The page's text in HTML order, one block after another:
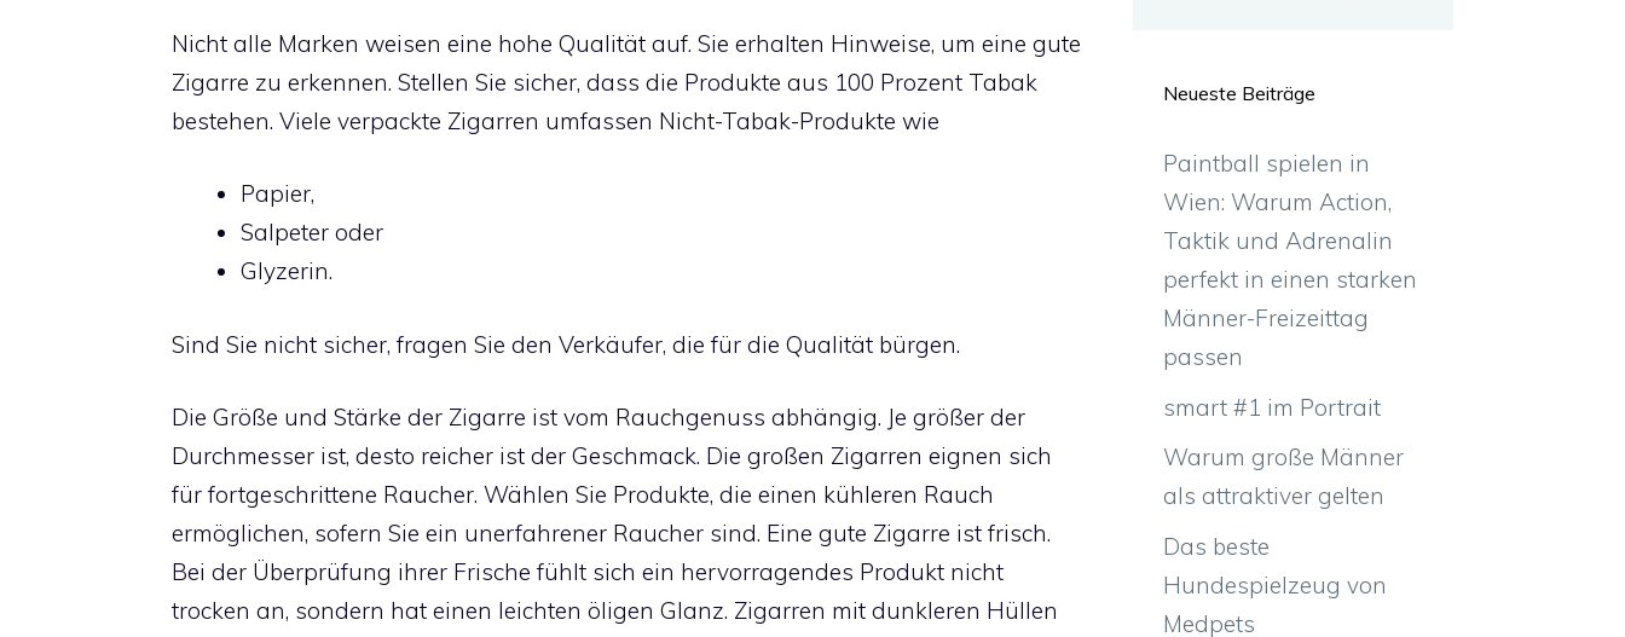
Nicht alle Marken weisen eine hohe Qualität auf. Sie erhalten Hinweise, um eine gute
Zigarre zu erkennen. Stellen Sie sicher, dass die Produkte aus 100 Prozent Tabak
bestehen. Viele verpackte Zigarren umfassen Nicht-Tabak-Produkte wie
Papier,
Salpeter oder
Glyzerin.
Sind Sie nicht sicher, fragen Sie den Verkäufer, die für die Qualität bürgen.
Die Größe und Stärke der Zigarre ist vom Rauchgenuss abhängig. Je größer der
Durchmesser ist, desto reicher ist der Geschmack. Die großen Zigarren eignen sich
für fortgeschrittene Raucher. Wählen Sie Produkte, die einen kühleren Rauch
ermöglichen, sofern Sie ein unerfahrener Raucher sind. Eine gute Zigarre ist frisch.
Bei der Überprüfung ihrer Frische fühlt sich ein hervorragendes Produkt nicht
trocken an, sondern hat einen leichten öligen Glanz. Zigarren mit dunkleren Hüllen
Neueste Beiträge
Paintball spielen in
Wien: Warum Action,
Taktik und Adrenalin
perfekt in einen starken
Männer-Freizeittag
passen
smart #1 im Portrait
Warum große Männer
als attraktiver gelten
Das beste
Hundespielzeug von
Medpets